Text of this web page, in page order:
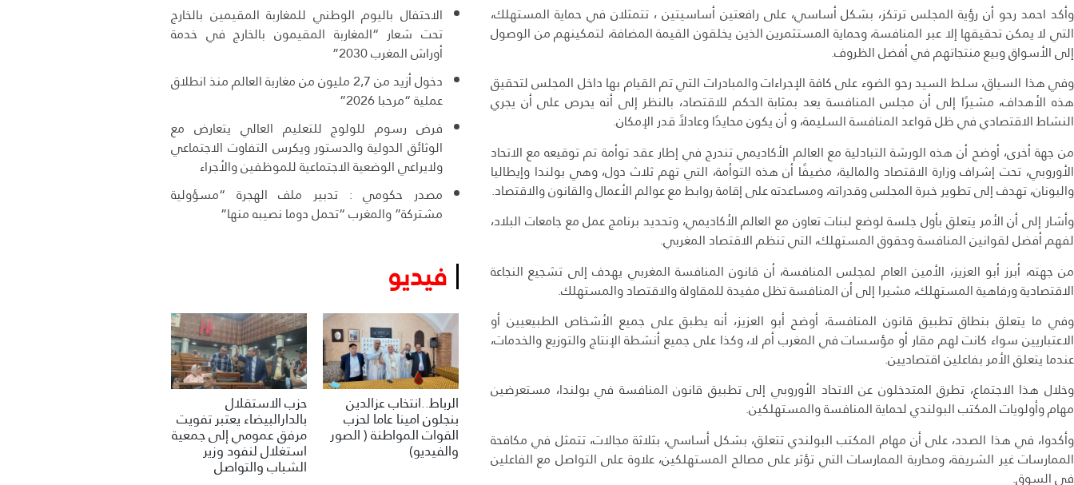
وأكد احمد رحو أن رؤية المجلس ترتكز، بشكل أساسي، على رافعتين أساسيتين ، تتمثلان في حماية المستهلك،
التي لا يمكن تحقيقها إلا عبر المنافسة، وحماية المستثمرين الذين يخلقون القيمة المضافة، لتمكينهم من الوصول
إلى الأسواق وبيع منتجاتهم في أفضل الظروف.
وفي هذا السياق، سلط السيد رحو الضوء على كافة الإجراءات والمبادرات التي تم القيام بها داخل المجلس لتحقيق
هذه الأهداف، مشيرًا إلى أن مجلس المنافسة يعد بمثابة الحكم للاقتصاد، بالنظر إلى أنه يحرص على أن يجري
النشاط الاقتصادي في ظل قواعد المنافسة السليمة، و أن يكون محايدًا وعادلاً قدر الإمكان.
من جهة أخرى، أوضح أن هذه الورشة التبادلية مع العالم الأكاديمي تندرج في إطار عقد توأمة تم توقيعه مع الاتحاد
الأوروبي، تحت إشراف وزارة الاقتصاد والمالية، مضيفًا أن هذه التوأمة، التي تهم ثلاث دول، وهي بولندا وإيطاليا
واليونان، تهدف إلى تطوير خبرة المجلس وقدراته، ومساعدته على إقامة روابط مع عوالم الأعمال والقانون والاقتصاد.
وأشار إلى أن الأمر يتعلق بأول جلسة لوضع لبنات تعاون مع العالم الأكاديمي، وتحديد برنامج عمل مع جامعات البلاد،
لفهم أفضل لقوانين المنافسة وحقوق المستهلك، التي تنظم الاقتصاد المغربي.
من جهته، أبرز أبو العزيز، الأمين العام لمجلس المنافسة، أن قانون المنافسة المغربي يهدف إلى تشجيع النجاعة
الاقتصادية ورفاهية المستهلك، مشيرا إلى أن المنافسة تظل مفيدة للمقاولة والاقتصاد والمستهلك.
وفي ما يتعلق بنطاق تطبيق قانون المنافسة، أوضح أبو العزيز، أنه يطبق على جميع الأشخاص الطبيعيين أو
الاعتباريين سواء كانت لهم مقار أو مؤسسات في المغرب أم لا، وكذا على جميع أنشطة الإنتاج والتوزيع والخدمات،
عندما يتعلق الأمر بفاعلين اقتصاديين.
وخلال هذا الاجتماع، تطرق المتدخلون عن الاتحاد الأوروبي إلى تطبيق قانون المنافسة في بولندا، مستعرضين
مهام وأولويات المكتب البولندي لحماية المنافسة والمستهلكين.
وأكدوا، في هذا الصدد، على أن مهام المكتب البولندي تتعلق، بشكل أساسي، بثلاثة مجالات، تتمثل في مكافحة
الممارسات غير الشريفة، ومحاربة الممارسات التي تؤثر على مصالح المستهلكين، علاوة على التواصل مع الفاعلين
في السوق.
الاحتفال باليوم الوطني للمغاربة المقيمين بالخارج
تحت شعار “المغاربة المقيمون بالخارج في خدمة
أوراش المغرب 2030”
دخول أزيد من 2,7 مليون من مغاربة العالم منذ انطلاق
عملية “مرحبا 2026”
فرض رسوم للولوج للتعليم العالي يتعارض مع
الوثائق الدولية والدستور ويكرس التفاوت الاجتماعي
ولايراعي الوضعية الاجتماعية للموظفين والأجراء
مصدر حكومي : تدبير ملف الهجرة “مسؤولية
مشتركة” والمغرب “تحمل دوما نصيبه منها”
فيديو
الرباط..انتخاب عزالدين
بنجلون امينا عاما لحزب
القوات المواطنة ( الصور
والفيديو)
حزب الاستقلال
بالدارالبيضاء يعتبر تفويت
مرفق عمومي إلى جمعية
استغلال لنفود وزير
الشباب والتواصل